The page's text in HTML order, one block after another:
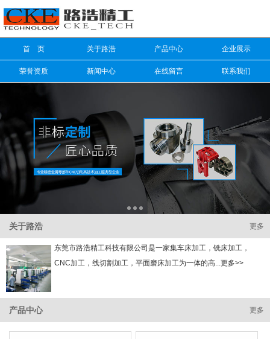
首 页 关于路浩 产品中心 企业展示
荣誉资质 新闻中心 在线留言 联系我们
更多
关于路浩
东莞市路浩精工科技有限公司是一家集车床加工，铣床加工，
CNC加工，线切割加工，平面磨床加工为一体的高...更多>>
更多
产品中心
信息搜索